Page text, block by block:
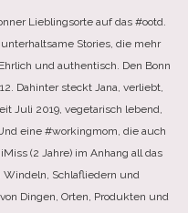
Lieblingsorte auf das #ootd.
Stories, die mehr
und authentisch. Den Bonn
Dahinter steckt Jana, verliebt,
Juli 2019, vegetarisch lebend,
eine #workingmom, die auch
(2 Jahre) im Anhang all das
Schlafliedern und
Dingen, Orten, Produkten und